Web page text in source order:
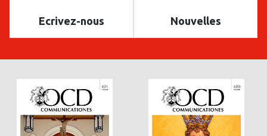
Ecrivez-nous Nouvelles